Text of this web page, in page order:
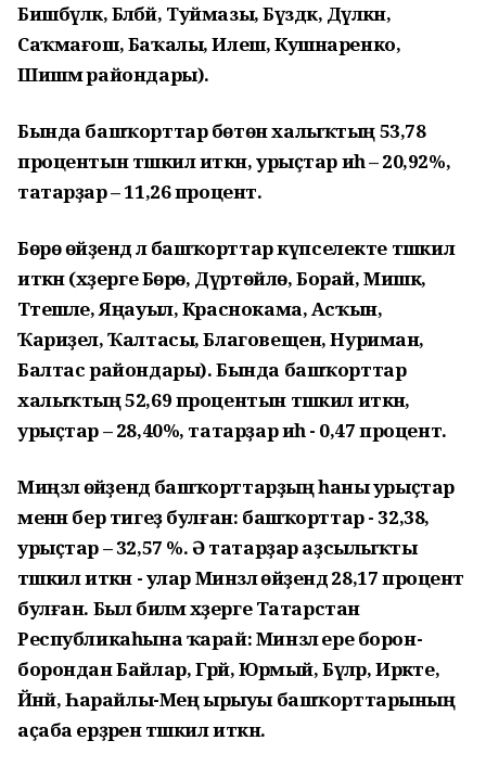
Бишбүләк, Бәләбәй, Туймазы, Бүздәк, Дәүләкән,
Саҡмағош, Баҡалы, Илеш, Кушнаренко,
Шишмә райондары).
Бында башҡорттар бөтөн халыҡтың 53,78
процентын тәшкил иткән, урыҫтар иһә – 20,92%, ә
татарҙар – 11,26 процент.
Бөрө өйәҙендә лә башҡорттар күпселекте тәшкил
иткән (хәҙерге Бөрө, Дүртөйлө, Борай, Мишкә,
Тәтешле, Яңауыл, Краснокама, Асҡын,
Ҡариҙел, Ҡалтасы, Благовещен, Нуриман,
Балтас райондары). Бында башҡорттар
халыҡтың 52,69 процентын тәшкил иткән,
урыҫтар – 28,40%, татарҙар иһә - 0,47 процент.
Миңзәлә өйәҙендә башҡорттарҙың һаны урыҫтар
менән бер тигеҙ булған: башҡорттар - 32,38,
урыҫтар – 32,57 %. Ә татарҙар аҙсылыҡты
тәшкил иткән - улар Минзәлә өйәҙендә 28,17 процент
булған. Был биләмә хәҙерге Татарстан
Республикаһына ҡарай: Минзәлә ере борон-
борондан Байлар, Гәрәй, Юрмый, Бүләр, Ирәкте,
Йәнәй, Һарайлы-Мең ырыуы башҡорттарының
аҫаба ерҙәрен тәшкил иткән.